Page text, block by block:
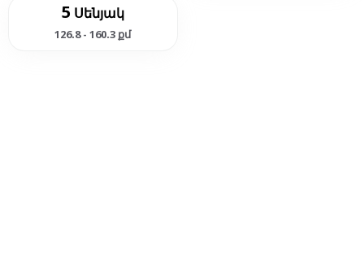
5 Սենյակ
126.8 - 160.3 քմ